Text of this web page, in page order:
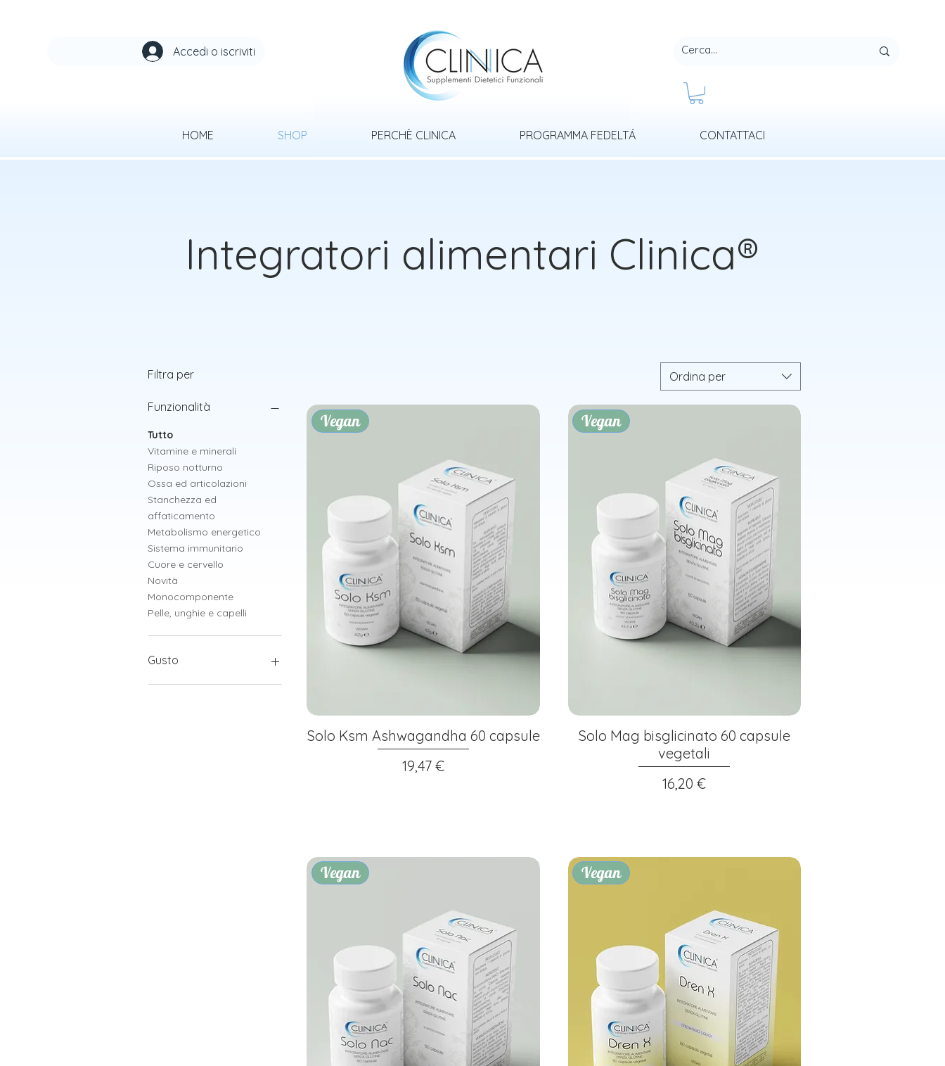
Accedi o iscriviti
HOME SHOP PERCHÈ CLINICA PROGRAMMA FEDELTÁ CONTATTACI
Integratori alimentari Clinica®
Filtra per
Funzionalità
Tutto
Vitamine e minerali
Riposo notturno
Ossa ed articolazioni
Stanchezza ed
affaticamento
Metabolismo energetico
Sistema immunitario
Cuore e cervello
Novità
Monocomponente
Pelle, unghie e capelli
Gusto
Limone
Ordina per
Vegan
Solo Ksm Ashwagandha 60 capsule
Prezzo
19,47 €
Vegan
Solo Mag bisglicinato 60 capsule
vegetali
Prezzo
16,20 €
Vegan Vegan